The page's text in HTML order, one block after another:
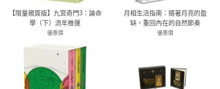
【限量親簽版】九宮奇門3：論命
學（下）流年推運
優惠價
月相生活指南：隨著月亮的盈
缺，重回內在的自然節奏
優惠價